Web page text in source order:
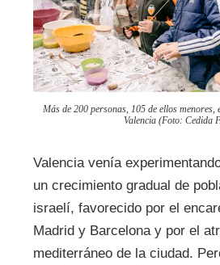
Más de 200 personas, 105 de ellos menores,
Valencia (Foto: Cedida
Valencia venía
un crecimiento gradual de
israelí, favorecido por el
Madrid y Barcelona y por el
mediterráneo de la ciudad.